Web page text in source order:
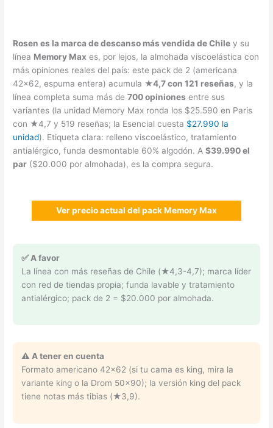
Rosen es la marca de descanso más vendida de Chile y su
línea Memory Max es, por lejos, la almohada viscoelástica con
más opiniones reales del país: este pack de 2 (americana
42×62, espuma entera) acumula ★4,7 con 121 reseñas, y la
línea completa suma más de700 opiniones entre sus
variantes (la unidad Memory Max ronda los $25.590 en Paris
con ★4,7 y 519 reseñas; la Esencial cuesta $27.990 la
unidad). Etiqueta clara: relleno viscoelástico, tratamiento
antialérgico, funda desmontable 60% algodón. A$39.990 el
par ($20.000 por almohada), es la compra segura.
Ver precio actual del pack Memory Max
✅ A favor
La línea con más reseñas de Chile (★4,3-4,7); marca líder
con red de tiendas propia; funda lavable y tratamiento
antialérgico; pack de 2 = $20.000 por almohada.
⚠️ A tener en cuenta
Formato americano 42×62 (si tu cama es king, mira la
variante king o la Drom 50×90); la versión king del pack
tiene notas más tibias (★3,9).